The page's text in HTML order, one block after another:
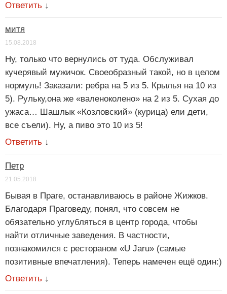
Ответить ↓
митя
15.08.2018
Ну, только что вернулись от туда. Обслуживал
кучерявый мужичок. Своеобразный такой, но в целом
нормуль! Заказали: ребра на 5 из 5. Крылья на 10 из
5). Рульку,она же «валеноколено» на 2 из 5. Сухая до
ужаса… Шашлык «Козловский» (курица) ели дети,
все съели). Ну, а пиво это 10 из 5!
Ответить ↓
Петр
21.05.2018
Бывая в Праге, останавливаюсь в районе Жижков.
Благодаря Праговеду, понял, что совсем не
обязательно углубляться в центр города, чтобы
найти отличные заведения. В частности,
познакомился с рестораном «U Jaru» (самые
позитивные впечатления). Теперь намечен ещё один:)
Ответить ↓